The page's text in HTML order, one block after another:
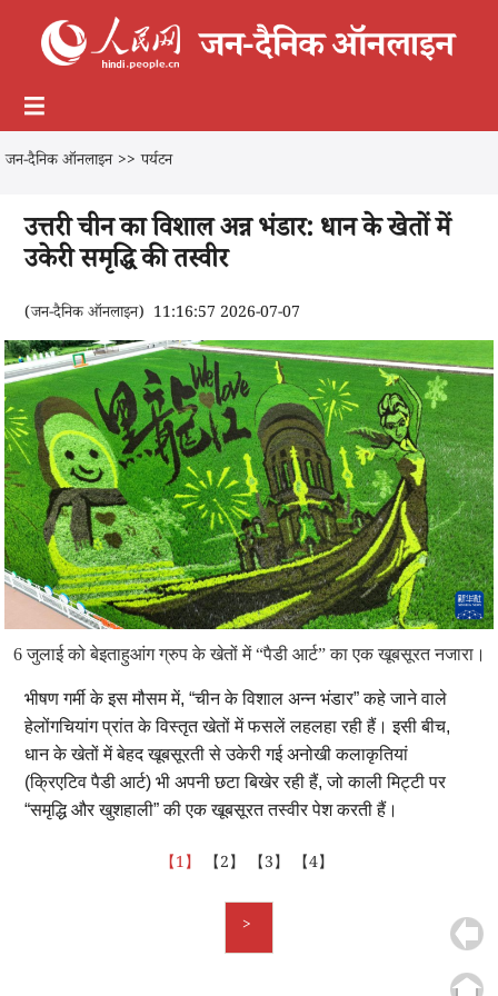
जन-दैनिक ऑनलाइन >> पर्यटन
उत्तरी चीन का विशाल अन्न भंडार: धान के खेतों में
उकेरी समृद्धि की तस्वीर
(जन-दैनिक ऑनलाइन) 11:16:57 2026-07-07
6 जुलाई को बेइताहुआंग ग्रुप के खेतों में “पैडी आर्ट” का एक खूबसूरत नजारा।
भीषण गर्मी के इस मौसम में, “चीन के विशाल अन्न भंडार” कहे जाने वाले
हेलोंगचियांग प्रांत के विस्तृत खेतों में फसलें लहलहा रही हैं। इसी बीच,
धान के खेतों में बेहद खूबसूरती से उकेरी गई अनोखी कलाकृतियां
(क्रिएटिव पैडी आर्ट) भी अपनी छटा बिखेर रही हैं, जो काली मिट्टी पर
“समृद्धि और खुशहाली” की एक खूबसूरत तस्वीर पेश करती हैं।
【1】 【2】 【3】 【4】
>